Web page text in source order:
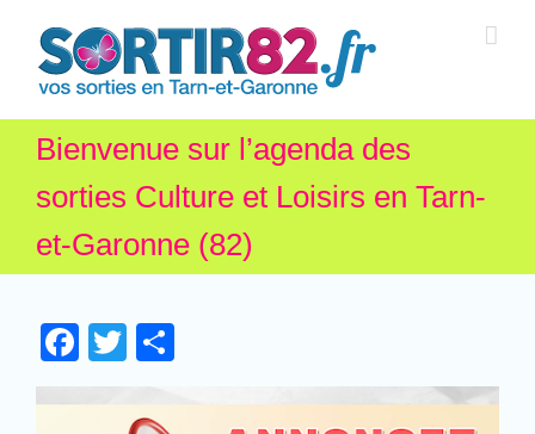
Bienvenue sur l’agenda des
sorties Culture et Loisirs en Tarn-
et-Garonne (82)
Facebook
Twitter